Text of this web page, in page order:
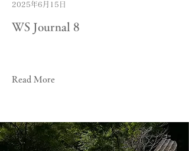
2025年6月15日
WS Journal 8
Read More